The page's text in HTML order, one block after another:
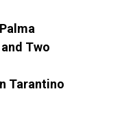
Two
Tarantino